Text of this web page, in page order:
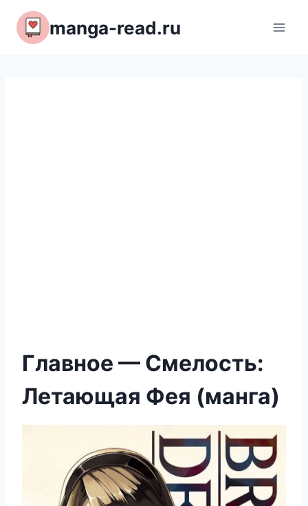
Перейти
содержимому
manga-read.ru
Главное — Смелость:
Летающая Фея (манга)